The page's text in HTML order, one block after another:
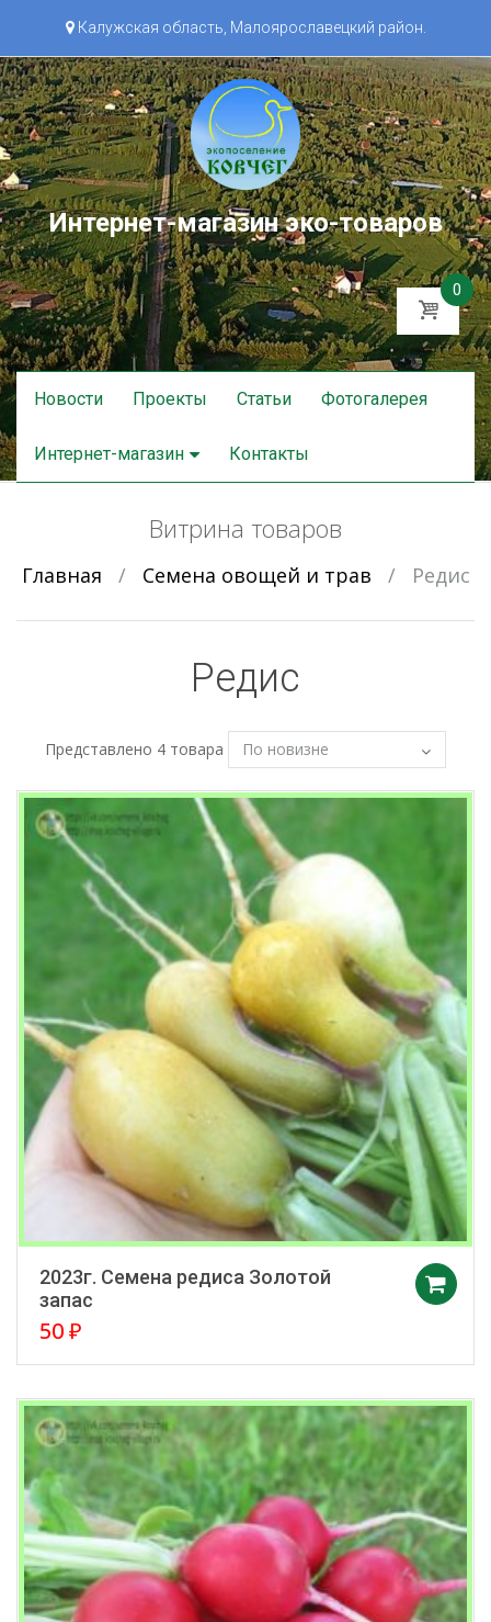
Калужская область, Малоярославецкий район.
Интернет-магазин эко-товаров
0
Skip
to
Новости Проекты Статьи Фотогалерея
Интернет-магазин Контакты
Витрина товаров
Главная / Семена овощей и трав / Редис
Редис
Представлено 4 товара
2023г. Семена редиса Золотой
запас
50₽